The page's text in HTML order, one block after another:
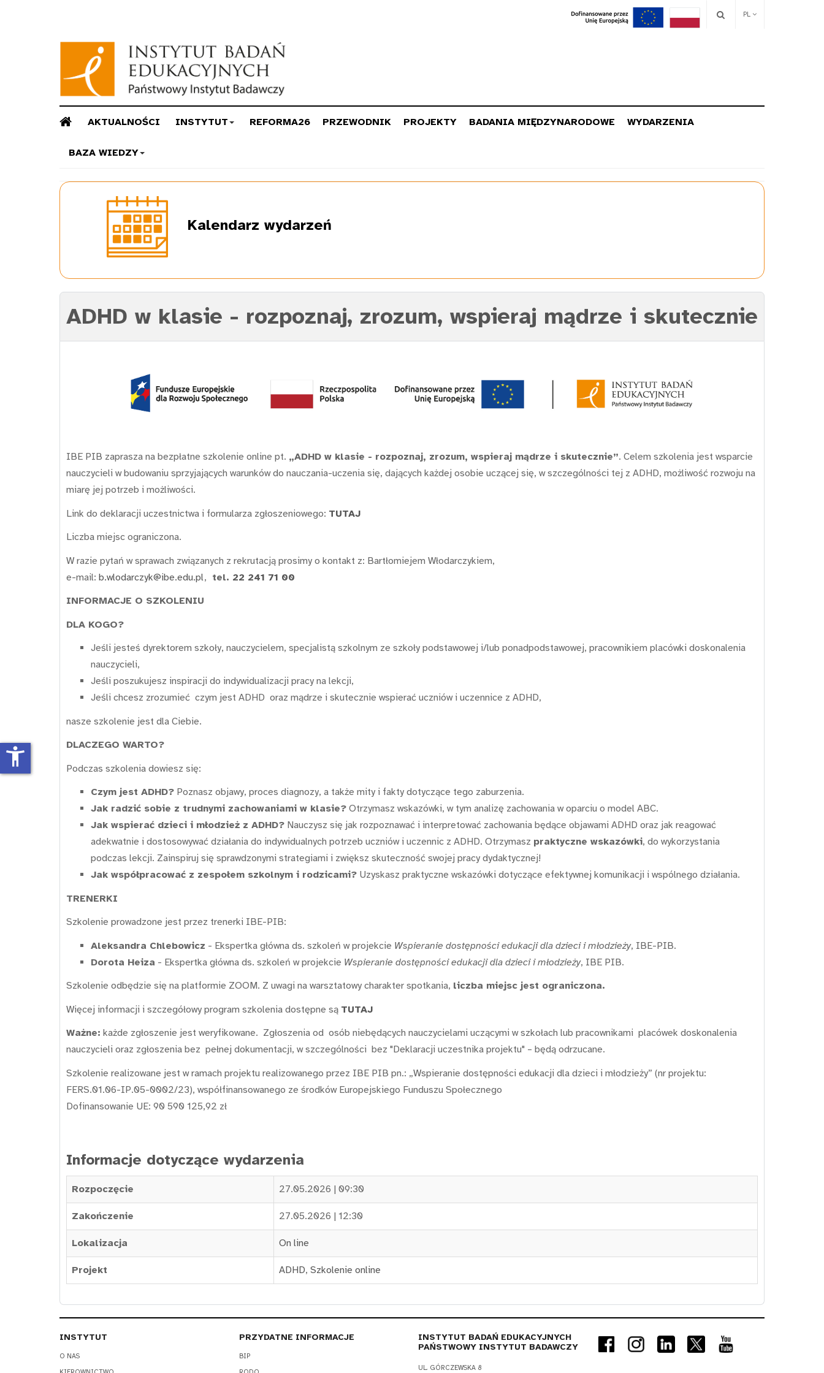
PL
AKTUALNOŚCI INSTYTUT REFORMA26 PRZEWODNIK PROJEKTY BADANIA MIĘDZYNARODOWE WYDARZENIA
BAZA WIEDZY
Kalendarz wydarzeń
ADHD w klasie - rozpoznaj, zrozum, wspieraj mądrze i skutecznie
IBE PIB zaprasza na bezpłatne szkolenie online pt. „ADHD w klasie - rozpoznaj, zrozum, wspieraj mądrze i skutecznie”. Celem szkolenia jest wsparcie
nauczycieli w budowaniu sprzyjających warunków do nauczania-uczenia się, dających każdej osobie uczącej się, w szczególności tej z ADHD, możliwość rozwoju na
miarę jej potrzeb i możliwości.
Link do deklaracji uczestnictwa i formularza zgłoszeniowego: TUTAJ
Liczba miejsc ograniczona.
W razie pytań w sprawach związanych z rekrutacją prosimy o kontakt z: Bartłomiejem Włodarczykiem,
e-mail: b.wlodarczyk@ibe.edu.pl, tel. 22 241 71 00
INFORMACJE O SZKOLENIU
DLA KOGO?
Jeśli jesteś dyrektorem szkoły, nauczycielem, specjalistą szkolnym ze szkoły podstawowej i/lub ponadpodstawowej, pracownikiem placówki doskonalenia
nauczycieli,
Jeśli poszukujesz inspiracji do indywidualizacji pracy na lekcji,
Jeśli chcesz zrozumieć czym jest ADHD oraz mądrze i skutecznie wspierać uczniów i uczennice z ADHD,
nasze szkolenie jest dla Ciebie.
DLACZEGO WARTO?
Podczas szkolenia dowiesz się:
Czym jest ADHD? Poznasz objawy, proces diagnozy, a także mity i fakty dotyczące tego zaburzenia.
Jak radzić sobie z trudnymi zachowaniami w klasie? Otrzymasz wskazówki, w tym analizę zachowania w oparciu o model ABC.
Jak wspierać dzieci i młodzież z ADHD? Nauczysz się jak rozpoznawać i interpretować zachowania będące objawami ADHD oraz jak reagować
adekwatnie i dostosowywać działania do indywidualnych potrzeb uczniów i uczennic z ADHD. Otrzymasz praktyczne wskazówki, do wykorzystania
podczas lekcji. Zainspiruj się sprawdzonymi strategiami i zwiększ skuteczność swojej pracy dydaktycznej!
Jak współpracować z zespołem szkolnym i rodzicami? Uzyskasz praktyczne wskazówki dotyczące efektywnej komunikacji i wspólnego działania.
TRENERKI
Szkolenie prowadzone jest przez trenerki IBE-PIB:
Aleksandra Chlebowicz - Ekspertka główna ds. szkoleń w projekcie Wspieranie dostępności edukacji dla dzieci i młodzieży, IBE-PIB.
Dorota Heiza - Ekspertka główna ds. szkoleń w projekcie Wspieranie dostępności edukacji dla dzieci i młodzieży, IBE PIB.
Szkolenie odbędzie się na platformie ZOOM. Z uwagi na warsztatowy charakter spotkania, liczba miejsc jest ograniczona.
Więcej informacji i szczegółowy program szkolenia dostępne są TUTAJ
Ważne: każde zgłoszenie jest weryfikowane. Zgłoszenia od osób niebędących nauczycielami uczącymi w szkołach lub pracownikami placówek doskonalenia
nauczycieli oraz zgłoszenia bez pełnej dokumentacji, w szczególności bez "Deklaracji uczestnika projektu" – będą odrzucane.
Szkolenie realizowane jest w ramach projektu realizowanego przez IBE PIB pn.: „Wspieranie dostępności edukacji dla dzieci i młodzieży” (nr projektu:
FERS.01.06-IP.05-0002/23), współfinansowanego ze środków Europejskiego Funduszu Społecznego
Dofinansowanie UE: 90 590 125,92 zł
Informacje dotyczące wydarzenia
Rozpoczęcie 27.05.2026 | 09:30
Zakończenie 27.05.2026 | 12:30
Lokalizacja On line
Projekt ADHD, Szkolenie online
INSTYTUT
O NAS
PRZYDATNE INFORMACJE
BIP
INSTYTUT BADAŃ EDUKACYJNYCH
PAŃSTWOWY INSTYTUT BADAWCZY
UL. GÓRCZEWSKA 8
accessibility_new